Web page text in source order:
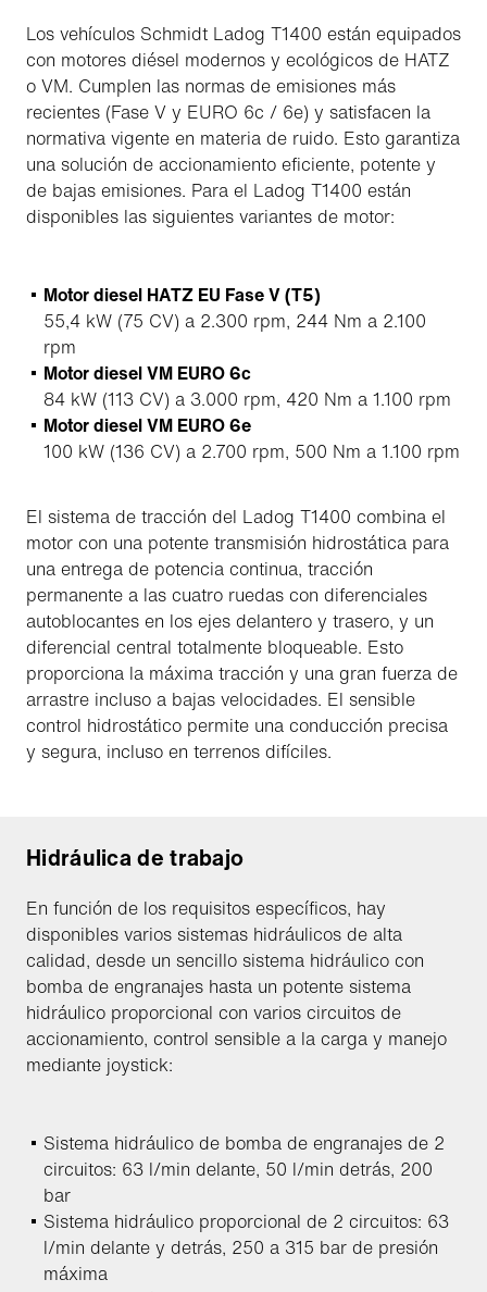
Los vehículos Schmidt Ladog T1400 están equipados
con motores diésel modernos y ecológicos de HATZ
o VM. Cumplen las normas de emisiones más
recientes (Fase V y EURO 6c / 6e) y satisfacen la
normativa vigente en materia de ruido. Esto garantiza
una solución de accionamiento eficiente, potente y
de bajas emisiones. Para el Ladog T1400 están
disponibles las siguientes variantes de motor:
Motor diesel HATZ EU Fase V (T5)
55,4 kW (75 CV) a 2.300 rpm, 244 Nm a 2.100
rpm
Motor diesel VM EURO 6c
84 kW (113 CV) a 3.000 rpm, 420 Nm a 1.100 rpm
Motor diesel VM EURO 6e
100 kW (136 CV) a 2.700 rpm, 500 Nm a 1.100 rpm
El sistema de tracción del Ladog T1400 combina el
motor con una potente transmisión hidrostática para
una entrega de potencia continua, tracción
permanente a las cuatro ruedas con diferenciales
autoblocantes en los ejes delantero y trasero, y un
diferencial central totalmente bloqueable. Esto
proporciona la máxima tracción y una gran fuerza de
arrastre incluso a bajas velocidades. El sensible
control hidrostático permite una conducción precisa
y segura, incluso en terrenos difíciles.
Hidráulica de trabajo
En función de los requisitos específicos, hay
disponibles varios sistemas hidráulicos de alta
calidad, desde un sencillo sistema hidráulico con
bomba de engranajes hasta un potente sistema
hidráulico proporcional con varios circuitos de
accionamiento, control sensible a la carga y manejo
mediante joystick:
Sistema hidráulico de bomba de engranajes de 2
circuitos: 63 l/min delante, 50 l/min detrás, 200
bar
Sistema hidráulico proporcional de 2 circuitos: 63
l/min delante y detrás, 250 a 315 bar de presión
máxima